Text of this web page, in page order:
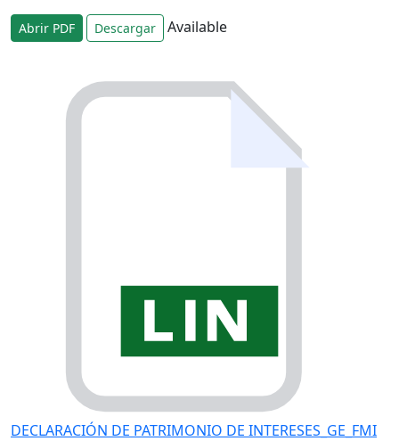
Abrir PDF Descargar Available
DECLARACIÓN DE PATRIMONIO DE INTERESES_GE_FMI